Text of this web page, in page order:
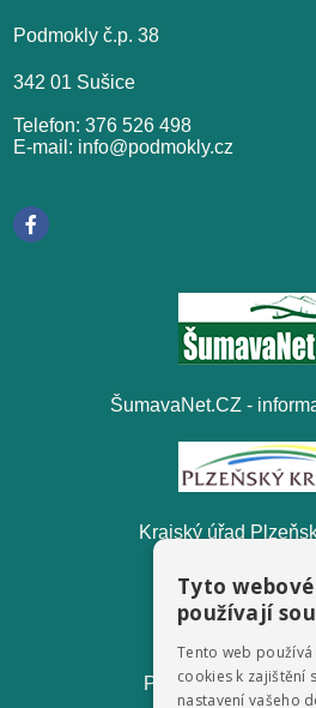
Podmokly č.p. 38
342 01 Sušice
Telefon: 376 526 498
E-mail: info@podmokly.cz
ŠumavaNet.CZ -
Krajský úřad
Pošumavská
Tyto
používají
Tento web
cookies k zajištění
nastavení vašeho